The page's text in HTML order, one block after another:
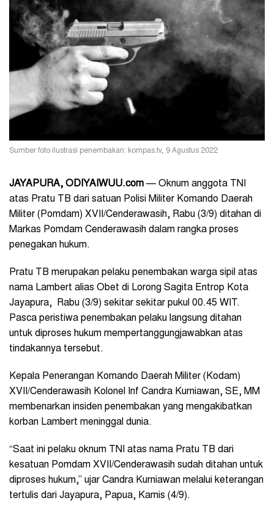
Sumber foto ilustrasi penembakan: kompas.tv, 9 Agustus 2022
JAYAPURA, ODIYAIWUU.com — Oknum anggota TNI
atas Pratu TB dari satuan Polisi Militer Komando Daerah
Militer (Pomdam) XVII/Cenderawasih, Rabu (3/9) ditahan di
Markas Pomdam Cenderawasih dalam rangka proses
penegakan hukum.
Pratu TB merupakan pelaku penembakan warga sipil atas
nama Lambert alias Obet di Lorong Sagita Entrop Kota
Jayapura, Rabu (3/9) sekitar sekitar pukul 00.45 WIT.
Pasca peristiwa penembakan pelaku langsung ditahan
untuk diproses hukum mempertanggungjawabkan atas
tindakannya tersebut.
Kepala Penerangan Komando Daerah Militer (Kodam)
XVII/Cenderawasih Kolonel Inf Candra Kurniawan, SE, MM
membenarkan insiden penembakan yang mengakibatkan
korban Lambert meninggal dunia.
“Saat ini pelaku oknum TNI atas nama Pratu TB dari
kesatuan Pomdam XVII/Cenderawasih sudah ditahan untuk
diproses hukum,” ujar Candra Kurniawan melalui keterangan
tertulis dari Jayapura, Papua, Kamis (4/9).